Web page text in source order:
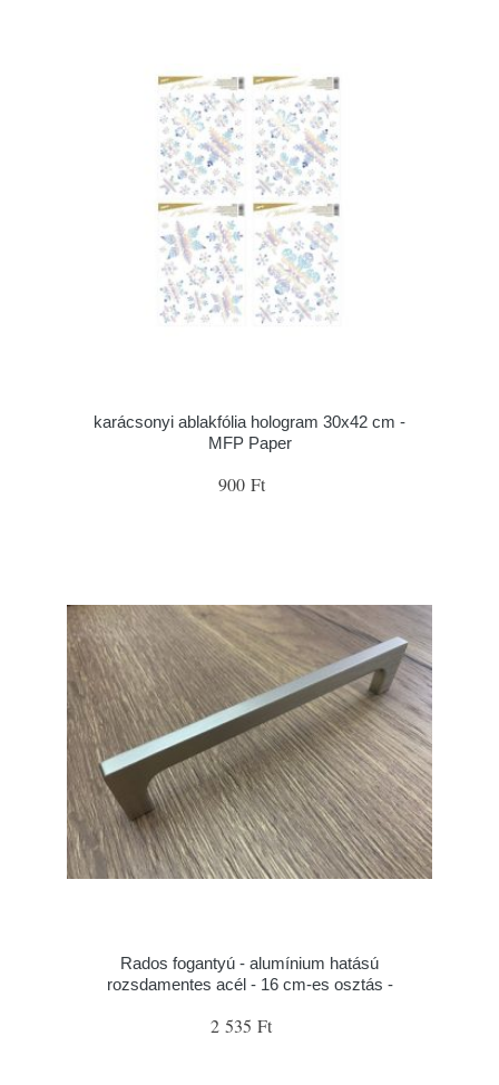
karácsonyi ablakfólia hologram 30x42 cm -
MFP Paper
900 Ft
Rados fogantyú - alumínium hatású
rozsdamentes acél - 16 cm-es osztás -
2 535 Ft